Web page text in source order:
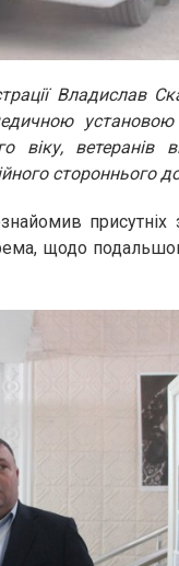
Владислав
віку, ветеранів
стороннього
щодо